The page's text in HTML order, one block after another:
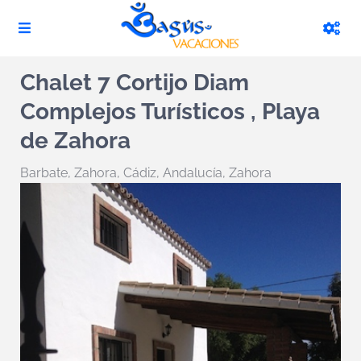
Chalet 7 Cortijo Diam
Complejos Turísticos , Playa
de Zahora
Barbate, Zahora, Cádiz, Andalucía, Zahora